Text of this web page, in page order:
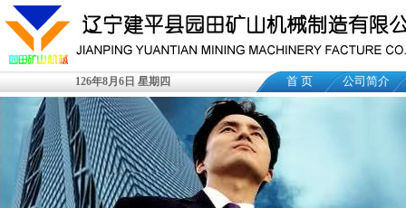
126年8月6日 星期四 首 页 公司简介